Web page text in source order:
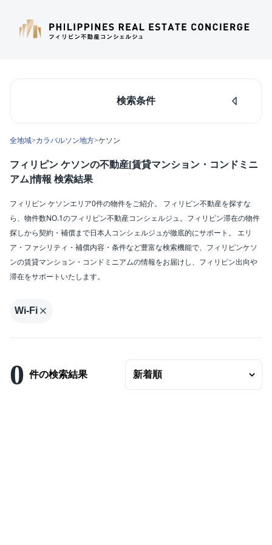
検索条件
マカティ
タギッグ
ケソンシティ
ダパオ
セブシティ
カラバルソン
エリア
ケソン(0)
エリアの変更
ベッドルーム数
バスルーム数
全地域>カラバルソン地方>ケソン
フィリピン ケソンの不動産[賃貸マンション・コンドミニ
アム]情報 検索結果
フィリピン ケソンエリア0件の物件をご紹介。 フィリピン不動産を探すな
ら、物件数NO.1のフィリピン不動産コンシェルジュ。フィリピン滞在の物件
探しから契約・補償まで日本人コンシェルジュが徹底的にサポート。 エリ
ア・ファシリティ・補償内容・条件など豊富な検索機能で、フィリピンケソ
ンの賃貸マンション・コンドミニアムの情報をお届けし、フィリピン出向や
滞在をサポートいたします。
Wi-Fi
0 件の検索結果